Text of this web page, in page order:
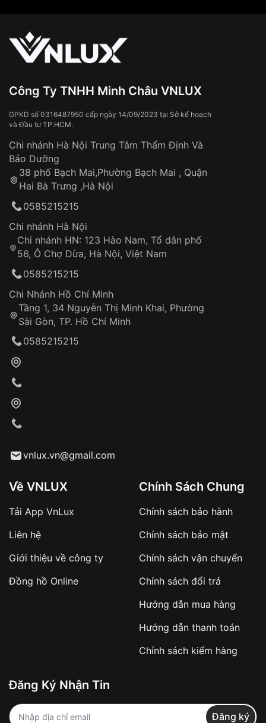
Công Ty TNHH Minh Châu VNLUX
GPKD số 0316487950 cấp ngày 14/09/2023 tại Sở kế hoạch
và Đầu tư TP.HCM.
Chi nhánh Hà Nội Trung Tâm Thẩm Định Và
Bảo Dưỡng
38 phố Bạch Mai,Phường Bạch Mai , Quận
Hai Bà Trưng ,Hà Nội
0585215215
Chi nhánh Hà Nội
Chi nhánh HN: 123 Hào Nam, Tổ dân phố
56, Ô Chợ Dừa, Hà Nội, Việt Nam
0585215215
Chi Nhánh Hồ Chí Minh
Tầng 1, 34 Nguyễn Thị Minh Khai, Phường
Sài Gòn, TP. Hồ Chí Minh
0585215215
vnlux.vn@gmail.com
Về VNLUX
Tải App VnLux
Liên hệ
Giới thiệu về công ty
Đồng hồ Online
Chính Sách Chung
Chính sách bảo hành
Chính sách bảo mật
Chính sách vận chuyển
Chính sách đổi trả
Hướng dẫn mua hàng
Hướng dẫn thanh toán
Chính sách kiểm hàng
Đăng Ký Nhận Tin
Đăng ký